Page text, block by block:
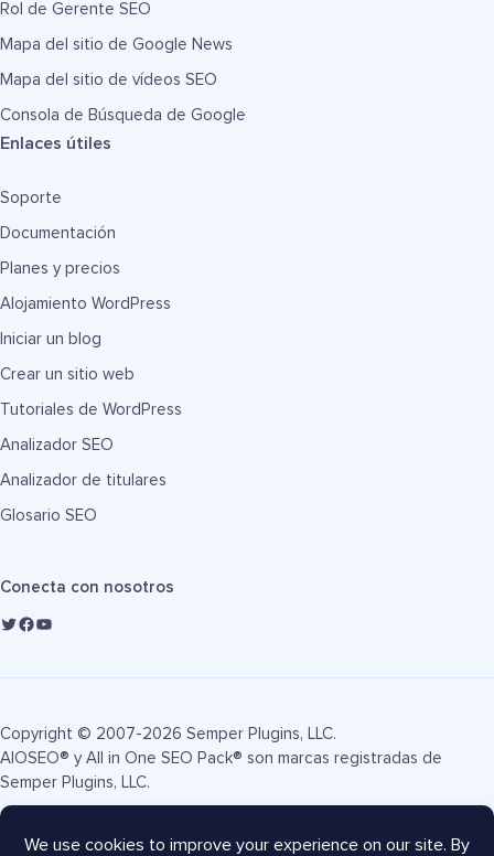
Rol de Gerente SEO
Mapa del sitio de Google News
Mapa del sitio de vídeos SEO
Consola de Búsqueda de Google
Enlaces útiles
Soporte
Documentación
Planes y precios
Alojamiento WordPress
Iniciar un blog
Crear un sitio web
Tutoriales de WordPress
Analizador SEO
Analizador de titulares
Glosario SEO
Conecta con nosotros
Copyright © 2007-2026 Semper Plugins, LLC.
AIOSEO® y All in One SEO Pack® son marcas registradas de
Semper Plugins, LLC.
Términos de servicio Política de privacidad